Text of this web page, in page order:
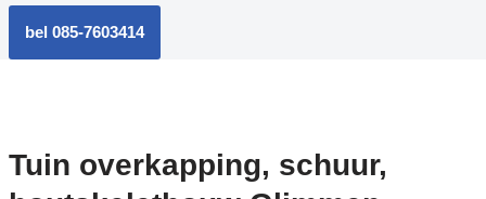
bel 085-7603414
Tuin overkapping, schuur,